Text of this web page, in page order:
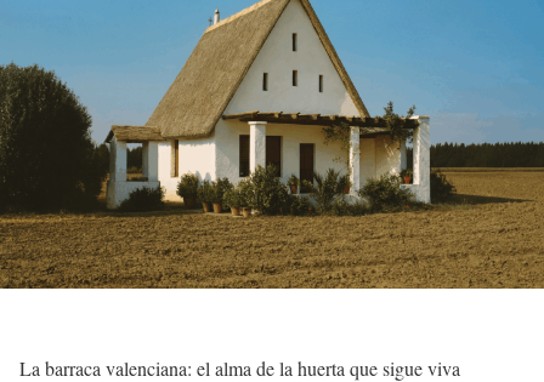
La barraca valenciana: el alma de la huerta que sigue viva